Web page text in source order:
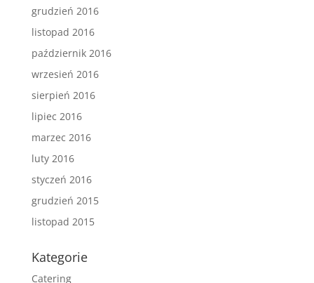
grudzień 2016
listopad 2016
październik 2016
wrzesień 2016
sierpień 2016
lipiec 2016
marzec 2016
luty 2016
styczeń 2016
grudzień 2015
listopad 2015
Kategorie
Catering